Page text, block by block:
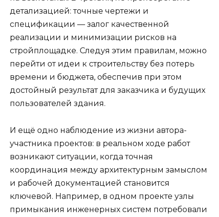
детализацией: точные чертежи и
спецификации — залог качественной
реализации и минимизации рисков на
стройплощадке. Следуя этим правилам, можно
перейти от идеи к строительству без потерь
времени и бюджета, обеспечив при этом
достойный результат для заказчика и будущих
пользователей здания.
И ещё одно наблюдение из жизни автора-
участника проектов: в реальном ходе работ
возникают ситуации, когда точная
координация между архитектурным замыслом
и рабочей документацией становится
ключевой. Например, в одном проекте узлы
примыкания инженерных систем потребовали